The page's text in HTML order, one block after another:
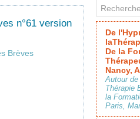
n°61 version
Brèves
De
De la
Nancy,
Autour de
Thérapie
la
Paris,